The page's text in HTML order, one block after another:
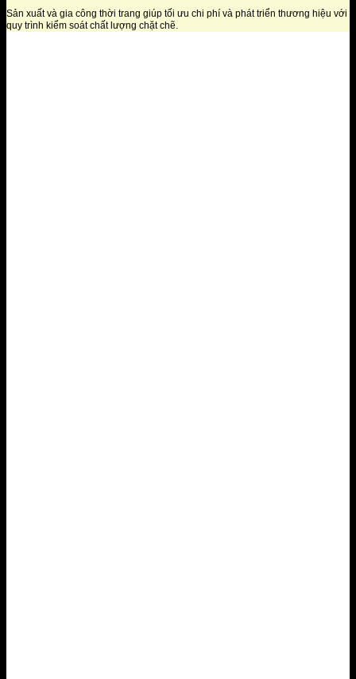
Sản xuất và gia công thời trang giúp tối ưu chi phí và phát triển thương hiệu với
quy trình kiểm soát chất lượng chặt chẽ.